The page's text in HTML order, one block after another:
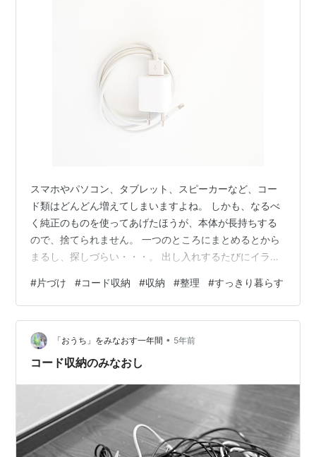
スマホやパソコン、タブレット、スピーカーなど、コー
ド類はどんどん増えてしまいますよね。 しかも、なるべ
く純正のものを使ってあげたほうが、本体が長持ちする
ので、捨てられません。 一つのところにまとめるとから
まるし、探しづらい・・・。 出し入れするたびにイライ
コードもかわいそうです。 何かと困りがちなコード収納
を、見直してみました。 コード収納見直しの手順 ①コ
ード類を全部出す ②種類別に分ける ③種類ごとにジッ
プ付き袋に入れる ④引き出しを仕切りながら、定位置を
考える ⑤ラベリングをする まとめ コード収納見直しの
#片づけ #コード収納 #収納 #整理 #すっきり暮らす
「おうち」をみなおす一年間 • 5年前
コード収納のみなおし